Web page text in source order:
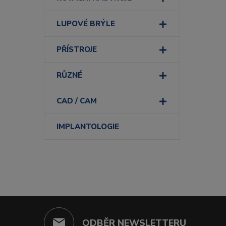
LUPOVÉ BRÝLE
PŘÍSTROJE
RŮZNÉ
CAD / CAM
IMPLANTOLOGIE
ODBĚR NEWSLETTERU